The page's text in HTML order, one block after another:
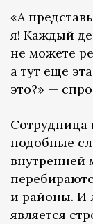
«А
я! Каждый
не можете
а тут еще
это?» —
Сотрудница
подобные
внутренней
и районы. И
является